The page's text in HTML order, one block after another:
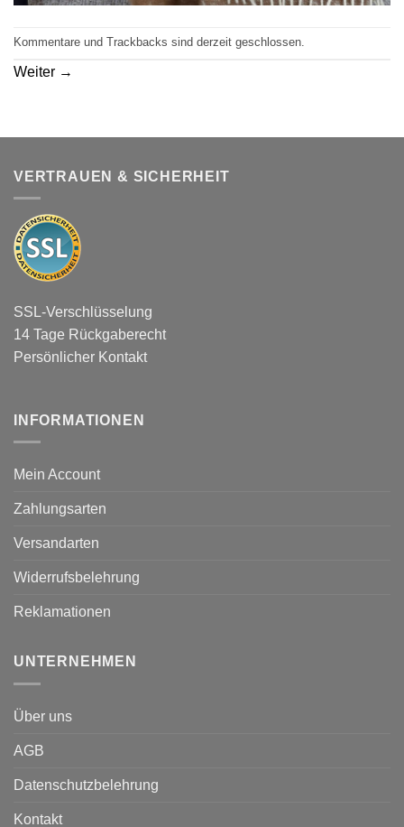
Kommentare und Trackbacks sind derzeit geschlossen.
Weiter →
VERTRAUEN & SICHERHEIT
SSL-Verschlüsselung
14 Tage Rückgaberecht
Persönlicher Kontakt
INFORMATIONEN
Mein Account
Zahlungsarten
Versandarten
Widerrufsbelehrung
Reklamationen
UNTERNEHMEN
Über uns
AGB
Datenschutzbelehrung
Kontakt